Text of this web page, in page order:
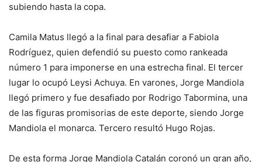
subiendo hasta la copa.
Camila Matus llegó a la final para desafiar a Fabiola
Rodríguez, quien defendió su puesto como rankeada
número 1 para imponerse en una estrecha final. El tercer
lugar lo ocupó Leysi Achuya. En varones, Jorge Mandiola
llegó primero y fue desafiado por Rodrigo Tabormina, una
de las figuras promisorias de este deporte, siendo Jorge
Mandiola el monarca. Tercero resultó Hugo Rojas.
De esta forma Jorge Mandiola Catalán coronó un gran año,